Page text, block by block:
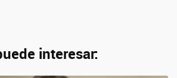
interesar: